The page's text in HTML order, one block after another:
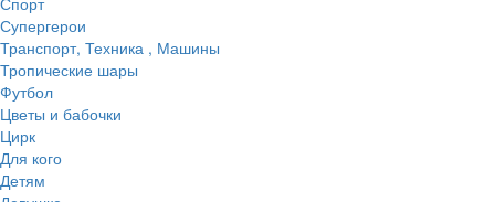
Супергерои
Транспорт, Техника , Машины
Тропические шары
Футбол
Цветы и бабочки
Цирк
Для кого
Детям